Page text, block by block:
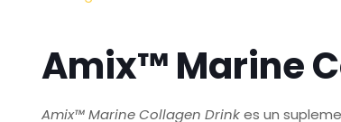
Amix™ Marine
Amix™ Marine Collagen Drinkes un